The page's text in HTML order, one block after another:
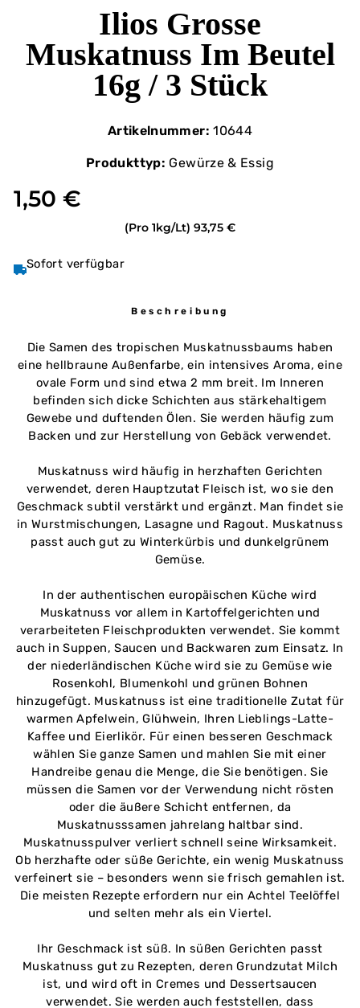
Ilios Grosse
Muskatnuss Im Beutel
16g / 3 Stück
Artikelnummer: 10644
Produkttyp: Gewürze & Essig
1,50 €
(Pro 1kg/Lt) 93,75 €
Sofort verfügbar
Beschreibung
Die Samen des tropischen Muskatnussbaums haben
eine hellbraune Außenfarbe, ein intensives Aroma, eine
ovale Form und sind etwa 2 mm breit. Im Inneren
befinden sich dicke Schichten aus stärkehaltigem
Gewebe und duftenden Ölen. Sie werden häufig zum
Backen und zur Herstellung von Gebäck verwendet.
Muskatnuss wird häufig in herzhaften Gerichten
verwendet, deren Hauptzutat Fleisch ist, wo sie den
Geschmack subtil verstärkt und ergänzt. Man findet sie
in Wurstmischungen, Lasagne und Ragout. Muskatnuss
passt auch gut zu Winterkürbis und dunkelgrünem
Gemüse.
In der authentischen europäischen Küche wird
Muskatnuss vor allem in Kartoffelgerichten und
verarbeiteten Fleischprodukten verwendet. Sie kommt
auch in Suppen, Saucen und Backwaren zum Einsatz. In
der niederländischen Küche wird sie zu Gemüse wie
Rosenkohl, Blumenkohl und grünen Bohnen
hinzugefügt. Muskatnuss ist eine traditionelle Zutat für
warmen Apfelwein, Glühwein, Ihren Lieblings-Latte-
Kaffee und Eierlikör. Für einen besseren Geschmack
wählen Sie ganze Samen und mahlen Sie mit einer
Handreibe genau die Menge, die Sie benötigen. Sie
müssen die Samen vor der Verwendung nicht rösten
oder die äußere Schicht entfernen, da
Muskatnusssamen jahrelang haltbar sind.
Muskatnusspulver verliert schnell seine Wirksamkeit.
Ob herzhafte oder süße Gerichte, ein wenig Muskatnuss
verfeinert sie – besonders wenn sie frisch gemahlen ist.
Die meisten Rezepte erfordern nur ein Achtel Teelöffel
und selten mehr als ein Viertel.
Ihr Geschmack ist süß. In süßen Gerichten passt
Muskatnuss gut zu Rezepten, deren Grundzutat Milch
ist, und wird oft in Cremes und Dessertsaucen
verwendet. Sie werden auch feststellen, dass